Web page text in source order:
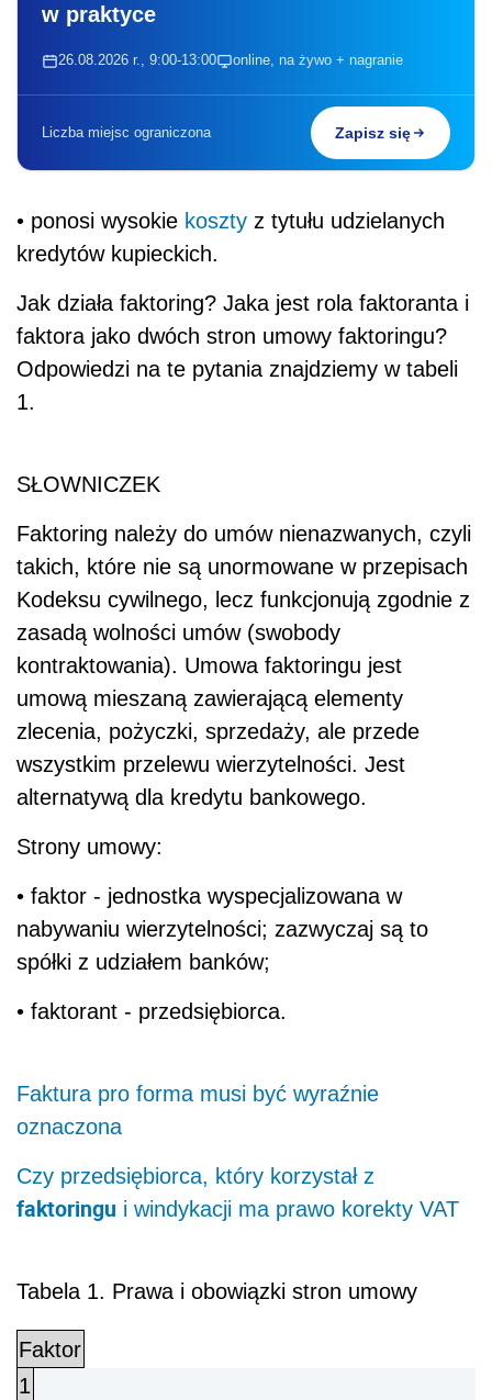
w praktyce
26.08.2026 r., 9:00-13:00 online, na żywo + nagranie
Liczba miejsc ograniczona Zapisz się
• ponosi wysokie koszty z tytułu udzielanych
kredytów kupieckich.
Jak działa faktoring? Jaka jest rola faktoranta i
faktora jako dwóch stron umowy faktoringu?
Odpowiedzi na te pytania znajdziemy w tabeli
1.
SŁOWNICZEK
Faktoring należy do umów nienazwanych, czyli
takich, które nie są unormowane w przepisach
Kodeksu cywilnego, lecz funkcjonują zgodnie z
zasadą wolności umów (swobody
kontraktowania). Umowa faktoringu jest
umową mieszaną zawierającą elementy
zlecenia, pożyczki, sprzedaży, ale przede
wszystkim przelewu wierzytelności. Jest
alternatywą dla kredytu bankowego.
Strony umowy:
• faktor - jednostka wyspecjalizowana w
nabywaniu wierzytelności; zazwyczaj są to
spółki z udziałem banków;
• faktorant - przedsiębiorca.
Faktura pro forma musi być wyraźnie
oznaczona
Czy przedsiębiorca, który korzystał z
faktoringu i windykacji ma prawo korekty VAT
Tabela 1. Prawa i obowiązki stron umowy
Faktor
1